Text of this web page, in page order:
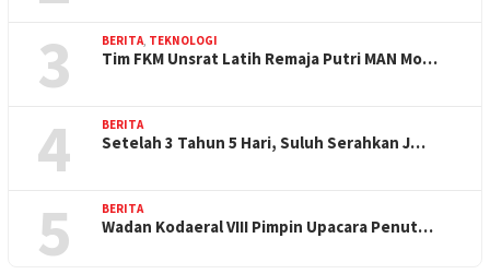
3 BERITA TEKNOLOGI
Tim FKM Unsrat Latih Remaja Putri MAN Mo…
4 BERITA
Setelah 3 Tahun 5 Hari, Suluh Serahkan J…
5 BERITA
Wadan Kodaeral VIII Pimpin Upacara Penut…